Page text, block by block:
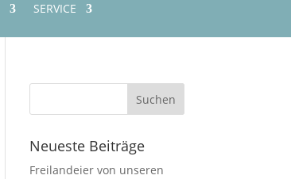
SERVICE
Neueste Beiträge
Freilandeier von unseren